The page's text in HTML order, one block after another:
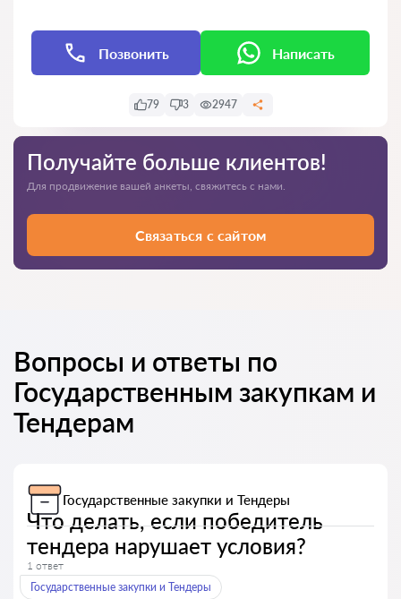
Позвонить Написать
79 3 2947
Получайте больше клиентов!
Для продвижение вашей анкеты, свяжитесь с нами.
Связаться с сайтом
Вопросы и ответы по
Государственным закупкам и
Тендерам
Государственные закупки и Тендеры
Что делать, если победитель
тендера нарушает условия?
1 ответ
Государственные закупки и Тендеры